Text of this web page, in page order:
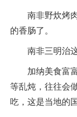
南非野炊烤
的香肠了。
南非三明治
加纳美食富
等乱炖，往往会
吃，这是当地的